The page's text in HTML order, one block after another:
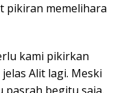
pikiran memelihara
kami pikirkan
Alit lagi. Meski